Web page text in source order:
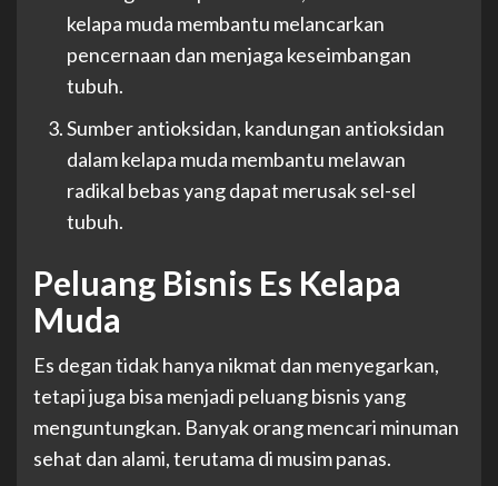
kelapa muda membantu melancarkan
pencernaan dan menjaga keseimbangan
tubuh.
Sumber antioksidan, kandungan antioksidan
dalam kelapa muda membantu melawan
radikal bebas yang dapat merusak sel-sel
tubuh.
Peluang Bisnis Es Kelapa
Muda
Es degan tidak hanya nikmat dan menyegarkan,
tetapi juga bisa menjadi peluang bisnis yang
menguntungkan. Banyak orang mencari minuman
sehat dan alami, terutama di musim panas.